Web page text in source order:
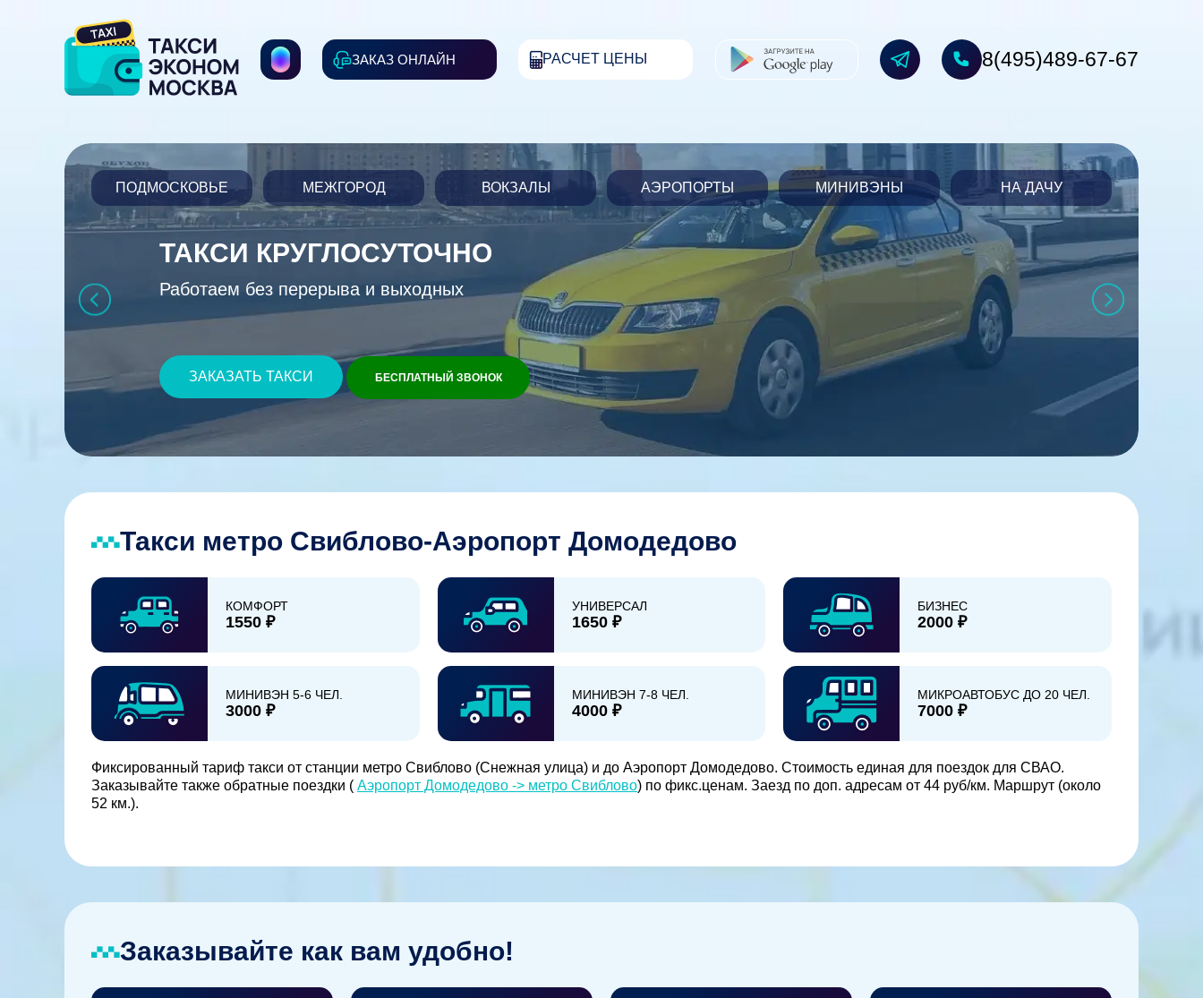
ЗАКАЗ ОНЛАЙН РАСЧЕТ ЦЕНЫ 8(495)489-67-67
ПОДМОСКОВЬЕ МЕЖГОРОД ВОКЗАЛЫ АЭРОПОРТЫ МИНИВЭНЫ НА ДАЧУ
ТАКСИ КРУГЛОСУТОЧНО
Работаем без перерыва и выходных
ЗАКАЗАТЬ ТАКСИ БЕСПЛАТНЫЙ ЗВОНОК
Такси метро Свиблово-Аэропорт Домодедово
КОМФОРТ
1550 ₽
УНИВЕРСАЛ
1650 ₽
БИЗНЕС
2000 ₽
МИНИВЭН 5-6 ЧЕЛ.
3000 ₽
МИНИВЭН 7-8 ЧЕЛ.
4000 ₽
МИКРОАВТОБУС ДО 20 ЧЕЛ.
7000 ₽
Фиксированный тариф такси от станции метро Свиблово (Снежная улица) и до Аэропорт Домодедово. Стоимость единая для поездок для СВАО.
Заказывайте также обратные поездки ( Аэропорт Домодедово -> метро Свиблово) по фикс.ценам. Заезд по доп. адресам от 44 руб/км. Маршрут (около
52 км.).
Заказывайте как вам удобно!